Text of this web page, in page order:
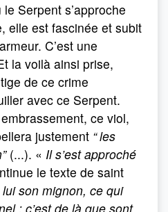
Serpent s’approche
elle est fascinée et subit
C’est une
la voilà ainsi prise,
de ce crime
avec ce Serpent.
ce viol,
justement “les
(...). « Il s’est approché
le texte de saint
son mignon, ce qui
; c’est de là que sont